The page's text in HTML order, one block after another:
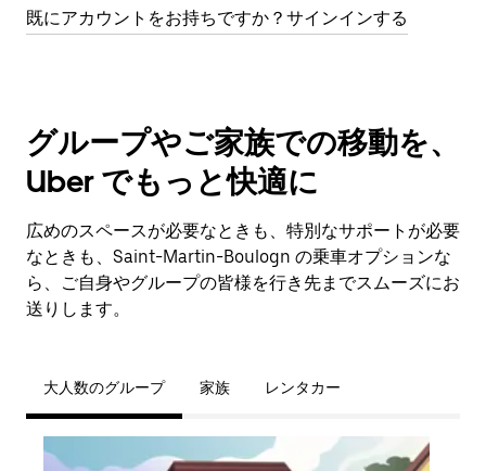
既にアカウントをお持ちですか？サインインする
グループやご家族での移動を、
Uber でもっと快適に
広めのスペースが必要なときも、特別なサポートが必要
なときも、Saint-Martin-Boulogn の乗車オプションな
ら、ご自身やグループの皆様を行き先までスムーズにお
送りします。
大人数のグループ 家族 レンタカー